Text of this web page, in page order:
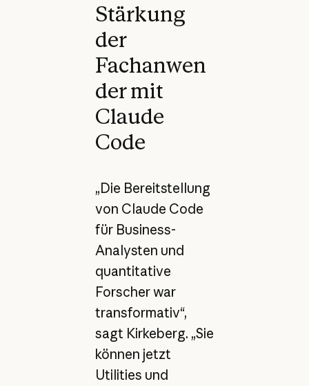
Stärkung
der
Fachanwen
der mit
Claude
Code
„Die Bereitstellung
von Claude Code
für Business-
Analysten und
quantitative
Forscher war
transformativ“,
sagt Kirkeberg. „Sie
können jetzt
Utilities und